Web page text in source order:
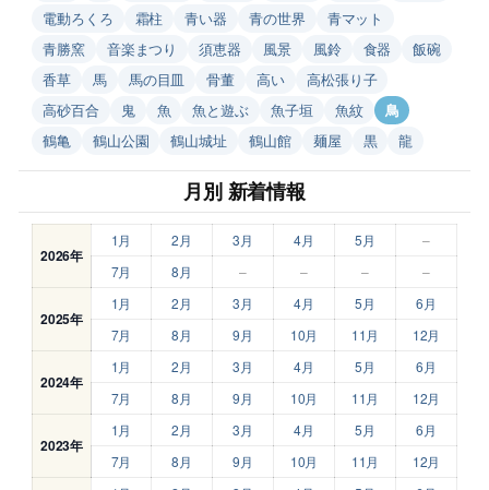
電動ろくろ
霜柱 青い器 青の世界
青マット
青勝窯
音楽まつり 須恵器 風景 風鈴 食器
飯碗
香草
馬 馬の目皿 骨董 高い
高松張り子
高砂百合
鬼 魚 魚と遊ぶ 魚子垣 魚紋
鳥
鶴亀
鶴山公園 鶴山城址 鶴山館 麺屋 黒 龍
月別 新着情報
2026年
1月 2月 3月 4月 5月
–
7月
8月 – – – –
2025年
1月 2月 3月 4月 5月
6月
7月
8月 9月 10月 11月 12月
2024年
1月 2月 3月 4月 5月
6月
7月
8月 9月 10月 11月 12月
2023年
1月 2月 3月 4月 5月
6月
7月
8月 9月 10月 11月 12月